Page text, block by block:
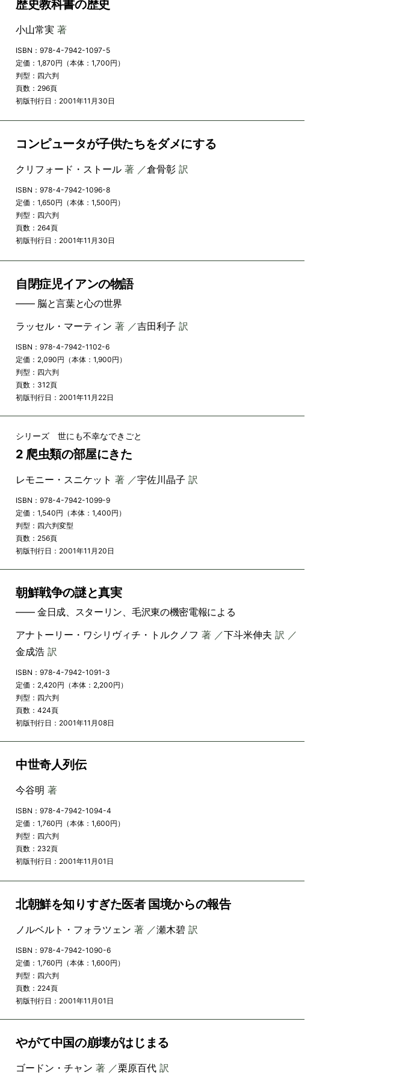
歴史教科書の歴史
小山常実 著
ISBN：978-4-7942-1097-5
定価：1,870円（本体：1,700円）
判型：四六判
頁数：296頁
初版刊行日：2001年11月30日
コンピュータが子供たちをダメにする
クリフォード・ストール 著 ／倉骨彰 訳
ISBN：978-4-7942-1096-8
定価：1,650円（本体：1,500円）
判型：四六判
頁数：264頁
初版刊行日：2001年11月30日
自閉症児イアンの物語
―― 脳と言葉と心の世界
ラッセル・マーティン 著 ／吉田利子 訳
ISBN：978-4-7942-1102-6
定価：2,090円（本体：1,900円）
判型：四六判
頁数：312頁
初版刊行日：2001年11月22日
シリーズ 世にも不幸なできごと
2 爬虫類の部屋にきた
レモニー・スニケット 著 ／宇佐川晶子 訳
ISBN：978-4-7942-1099-9
定価：1,540円（本体：1,400円）
判型：四六判変型
頁数：256頁
初版刊行日：2001年11月20日
朝鮮戦争の謎と真実
―― 金日成、スターリン、毛沢東の機密電報による
アナトーリー・ワシリヴィチ・トルクノフ 著 ／下斗米伸夫 訳 ／
金成浩 訳
ISBN：978-4-7942-1091-3
定価：2,420円（本体：2,200円）
判型：四六判
頁数：424頁
初版刊行日：2001年11月08日
中世奇人列伝
今谷明 著
ISBN：978-4-7942-1094-4
定価：1,760円（本体：1,600円）
判型：四六判
頁数：232頁
初版刊行日：2001年11月01日
北朝鮮を知りすぎた医者 国境からの報告
ノルベルト・フォラツェン 著 ／瀬木碧 訳
ISBN：978-4-7942-1090-6
定価：1,760円（本体：1,600円）
判型：四六判
頁数：224頁
初版刊行日：2001年11月01日
やがて中国の崩壊がはじまる
ゴードン・チャン 著 ／栗原百代 訳